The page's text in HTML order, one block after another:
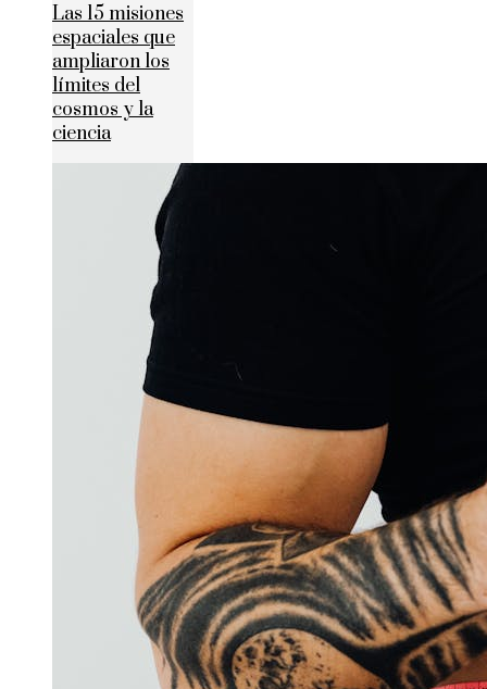
Las 15 misiones
espaciales que
ampliaron los
límites del
cosmos y la
ciencia